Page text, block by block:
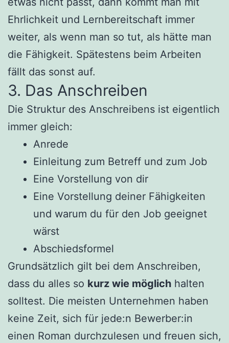
Ehrlichkeit und Lernbereitschaft immer
weiter, als wenn man so tut, als hätte man
die Fähigkeit. Spätestens beim Arbeiten
fällt das sonst auf.
3. Das Anschreiben
Die Struktur des Anschreibens ist eigentlich
immer gleich:
Anrede
Einleitung zum Betreff und zum Job
Eine Vorstellung von dir
Eine Vorstellung deiner Fähigkeiten
und warum du für den Job geeignet
wärst
Abschiedsformel
Grundsätzlich gilt bei dem Anschreiben,
dass du alles so kurz wie möglich halten
solltest. Die meisten Unternehmen haben
keine Zeit, sich für jede:n Bewerber:in
einen Roman durchzulesen und freuen sich,